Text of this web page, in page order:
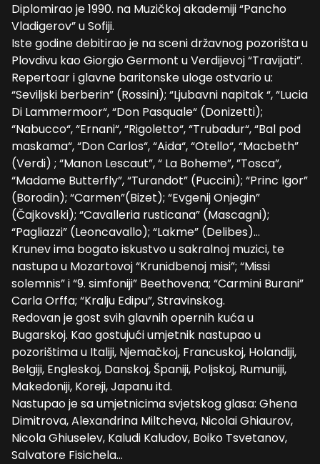
Diplomirao je 1990. na Muzičkoj akademiji “Pancho
Vladigerov” u Sofiji.
Iste godine debitirao je na sceni državnog pozorišta u
Plovdivu kao Giorgio Germont u Verdijevoj “Travijati”.
Repertoar i glavne baritonske uloge ostvario u:
“Seviljski berberin” (Rossini); “Ljubavni napitak “, “Lucia
Di Lammermoor“, “Don Pasquale“ (Donizetti);
“Nabucco“, “Ernani“, “Rigoletto“, “Trubadur“, “Bal pod
maskama“, “Don Carlos“, “Aida“, “Otello“, “Macbeth”
(Verdi) ; “Manon Lescaut”, “ La Boheme”, ”Tosca”,
“Madame Butterfly”, “Turandot” (Puccini); “Princ Igor”
(Borodin); “Carmen”(Bizet); “Evgenij Onjegin”
(Čajkovski); “Cavalleria rusticana” (Mascagni);
“Pagliazzi” (Leoncavallo); “Lakme” (Delibes)…
Krunev ima bogato iskustvo u sakralnoj muzici, te
nastupa u Mozartovoj “Krunidbenoj misi”; “Missi
solemnis” i “9. simfoniji” Beethovena; “Carmini Burani”
Carla Orffa; “Kralju Edipu”, Stravinskog.
Redovan je gost svih glavnih opernih kuća u
Bugarskoj. Kao gostujući umjetnik nastupao u
pozorištima u Italiji, Njemačkoj, Francuskoj, Holandiji,
Belgiji, Engleskoj, Danskoj, Španiji, Poljskoj, Rumuniji,
Makedoniji, Koreji, Japanu itd.
Nastupao je sa umjetnicima svjetskog glasa: Ghena
Dimitrova, Alexandrina Miltcheva, Nicolai Ghiaurov,
Nicola Ghiuselev, Kaludi Kaludov, Boiko Tsvetanov,
Salvatore Fisichela…